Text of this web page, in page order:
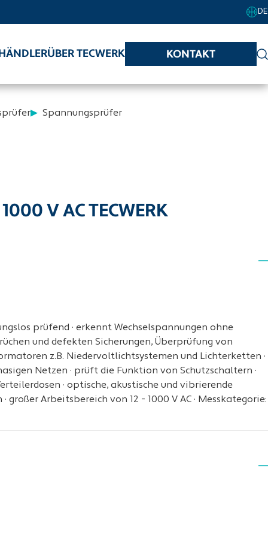
DE
HÄNDLERÜBER TECWERK KONTAKT
Spannungsprüfer
V AC TECWERK
prüfend · erkennt Wechselspannungen ohne
und defekten Sicherungen, Überprüfung von
z.B. Niedervoltlichtsystemen und Lichterketten ·
Netzen · prüft die Funktion von Schutzschaltern ·
· optische, akustische und vibrierende
großer Arbeitsbereich von 12 - 1000 V AC · Messkategorie: